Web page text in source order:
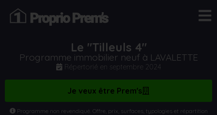
Le "Tilleuls 4"
Programme immobilier neuf à LAVALETTE
Répertorié en septembre 2024
Je veux être Prem's
Programme non revendiqué. Offre, prix, surfaces, typologies et répartition